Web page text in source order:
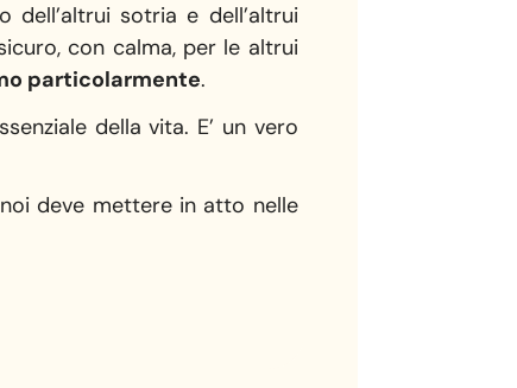
sotria e dell’altrui
con calma, per le altrui
particolarmente.
della vita. E’ un vero
deve mettere in atto nelle